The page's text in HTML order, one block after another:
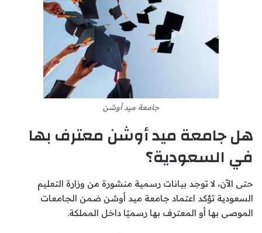
جامعة ميد أوشن
هل جامعة ميد أوشن معترف بها
في السعودية؟
حتى الآن، لا توجد بيانات رسمية منشورة من وزارة التعليم
السعودية تؤكد اعتماد جامعة ميد أوشن ضمن الجامعات
الموصى بها أو المعترف بها رسميًا داخل المملكة.